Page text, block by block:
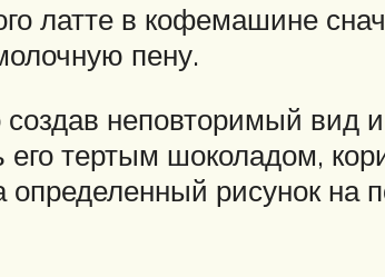
латте в кофемашине
пену.
создав неповторимый
его тертым шоколадом,
рисунок на